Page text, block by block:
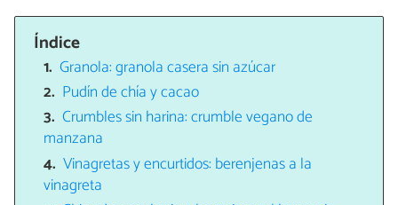
Índice
Granola: granola casera sin azúcar
Pudín de chía y cacao
Crumbles sin harina: crumble vegano de
manzana
Vinagretas y encurtidos: berenjenas a la
vinagreta